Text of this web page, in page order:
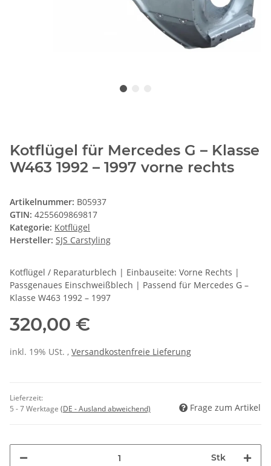
Kotflügel für Mercedes G – Klasse
W463 1992 – 1997 vorne rechts
Artikelnummer: B05937
GTIN: 4255609869817
Kategorie: Kotflügel
Hersteller: SJS Carstyling
Kotflügel / Reparaturblech | Einbauseite: Vorne Rechts |
Passgenaues Einschweißblech | Passend für Mercedes G –
Klasse W463 1992 – 1997
320,00 €
inkl. 19% USt. , Versandkostenfreie Lieferung
Lieferzeit:
5 - 7 Werktage (DE - Ausland abweichend) Frage zum Artikel
Stk